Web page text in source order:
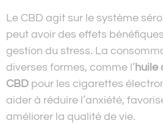
Le CBD agit sur le système
peut avoir des effets
gestion du stress. La
diverses formes, comme l’huile
CBD pour les cigarettes
aider à réduire l’anxiété,
améliorer la qualité de vie.